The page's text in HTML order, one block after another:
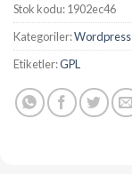
Stok kodu:1902ec46
Kategoriler:Wordpress
Etiketler:GPL